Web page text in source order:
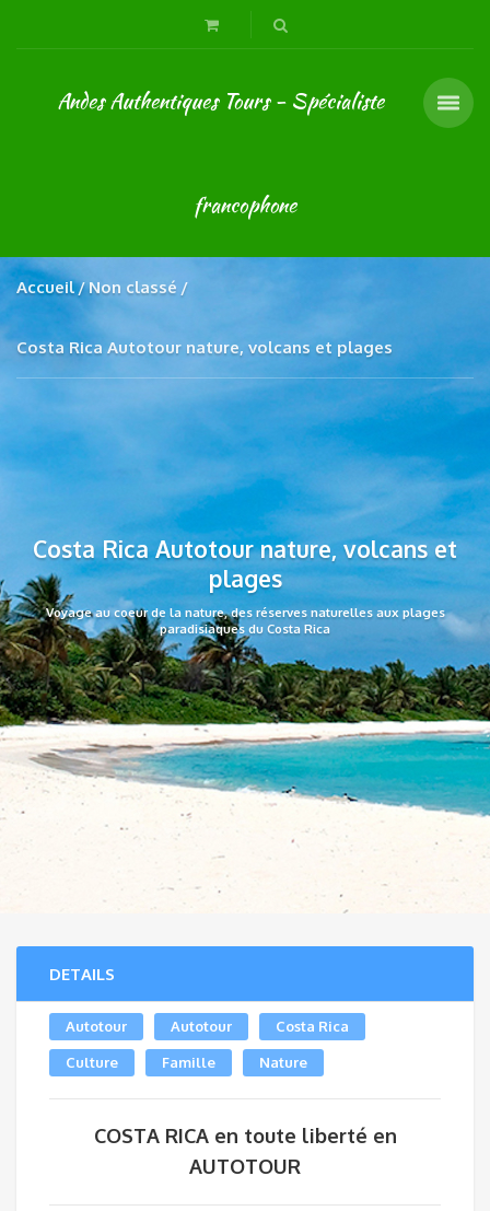
Andes Authentiques Tours - Spécialiste
francophone
Accueil Non classé
Costa Rica Autotour nature, volcans et plages
Costa Rica Autotour nature, volcans et
plages
Voyage au coeur de la nature, des réserves naturelles aux plages
paradisiaques du Costa Rica
DETAILS
Autotour Autotour Costa Rica
Culture Famille Nature
COSTA RICA en toute liberté en
AUTOTOUR